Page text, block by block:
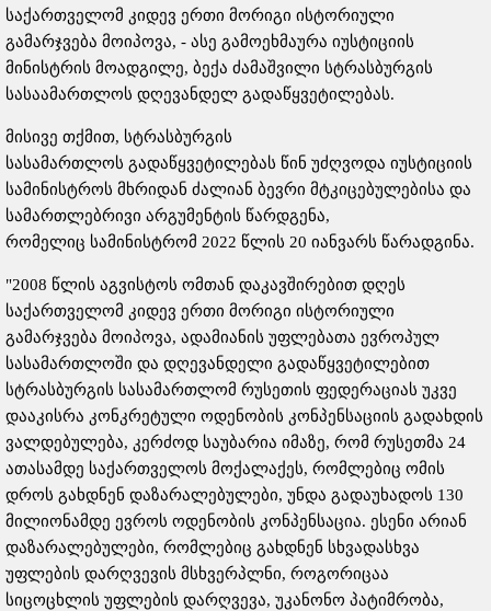
საქართველომ კიდევ ერთი მორიგი ისტორიული
გამარჯვება მოიპოვა, - ასე გამოეხმაურა იუსტიციის
მინისტრის მოადგილე, ბექა ძამაშვილი სტრასბურგის
სასაამართლოს დღევანდელ გადაწყვეტილებას.
მისივე თქმით, სტრასბურგის
სასამართლოს გადაწყვეტილებას წინ უძღვოდა იუსტიციის
სამინისტროს მხრიდან ძალიან ბევრი მტკიცებულებისა და
სამართლებრივი არგუმენტის წარდგენა,
რომელიც სამინისტრომ 2022 წლის 20 იანვარს წარადგინა.
"2008 წლის აგვისტოს ომთან დაკავშირებით დღეს
საქართველომ კიდევ ერთი მორიგი ისტორიული
გამარჯვება მოიპოვა, ადამიანის უფლებათა ევროპულ
სასამართლოში და დღევანდელი გადაწყვეტილებით
სტრასბურგის სასამართლომ რუსეთის ფედერაციას უკვე
დააკისრა კონკრეტული ოდენობის კონპენსაციის გადახდის
ვალდებულება, კერძოდ საუბარია იმაზე, რომ რუსეთმა 24
ათასამდე საქართველოს მოქალაქეს, რომლებიც ომის
დროს გახდნენ დაზარალებულები, უნდა გადაუხადოს 130
მილიონამდე ევროს ოდენობის კონპენსაცია. ესენი არიან
დაზარალებულები, რომლებიც გახდნენ სხვადასხვა
უფლების დარღვევის მსხვერპლნი, როგორიცაა
სიცოცხლის უფლების დარღვევა, უკანონო პატიმრობა,